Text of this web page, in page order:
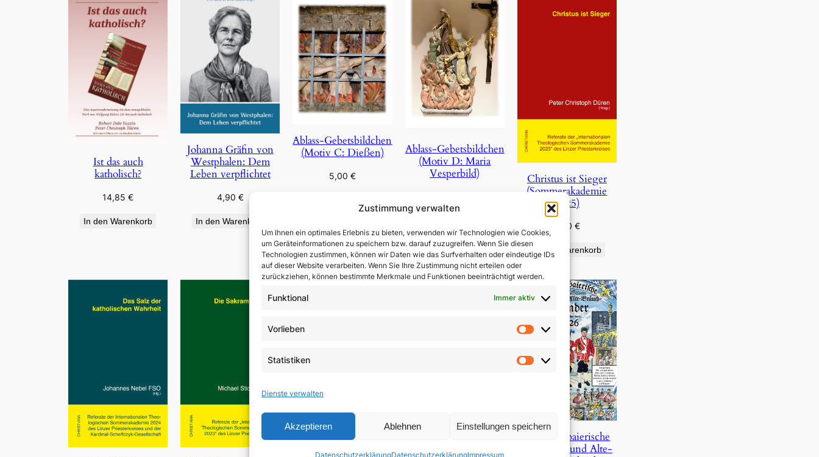
Zustimmung verwalten
Um Ihnen ein optimales Erlebnis zu bieten, verwenden wir Technologien wie Cookies,
um Geräteinformationen zu speichern bzw. darauf zuzugreifen. Wenn Sie diesen
Technologien zustimmen, können wir Daten wie das Surfverhalten oder eindeutige IDs
auf dieser Website verarbeiten. Wenn Sie Ihre Zustimmung nicht erteilen oder
zurückziehen, können bestimmte Merkmale und Funktionen beeinträchtigt werden.
Funktional Immer aktiv
Vorlieben
Vorlieben
Statistiken
Statistiken
Dienste verwalten
Akzeptieren Ablehnen Einstellungen speichern
DatenschutzerklärungDatenschutzerklärungImpressum
Ist das auch
katholisch?
14,85€
In den Warenkorb
Johanna Gräfin von
Westphalen: Dem
Leben verpflichtet
4,90 €
In den Warenkorb
Ablass-Gebetsbildchen
(Motiv C: Dießen)
5,00 €
Ablass-Gebetsbildchen
(Motiv D: Maria
Vesperbild)
Christus ist Sieger
(Sommerakademie
2025)
9,90€
In den Warenkorb
Das Evangelium
Himmel und Erde
Der Oberbaierische
Fest-Täg- und Alte-